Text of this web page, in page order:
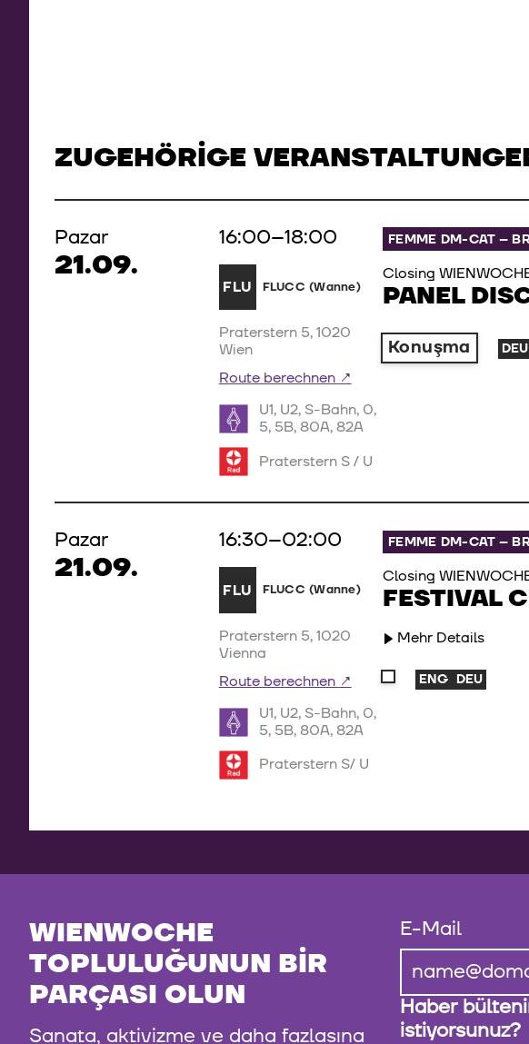
ZUGEHÖRIGE
Pazar
21.09.
16:00–18:00
FLU FLUCC (Wanne)
Praterstern 5, 1020
Wien
Route berechnen
U1, U2, S-Bahn, 0,
5, 5B, 80A, 82A
Praterstern S / U
FEMME DM-CAT –
Closing
PANEL
Konuşma DEU
Pazar
21.09.
16:30–02:00
FLU FLUCC (Wanne)
Praterstern 5, 1020
Vienna
Route berechnen
U1, U2, S-Bahn, 0,
5, 5B, 80A, 82A
Praterstern S/ U
FEMME DM-CAT –
Closing
FESTIVAL
Mehr Details
ENG DEU
WIENWOCHE
TOPLULUĞUNUN BIR
PARÇASI OLUN
Sanata, aktivizme ve daha fazlasına
E-Mail
Haber
istiyorsunuz?